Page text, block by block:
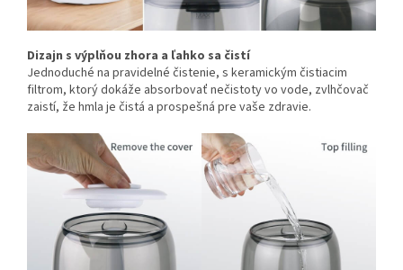
Dizajn s výplňou zhora a ľahko sa čistí
Jednoduché na pravidelné čistenie, s keramickým čistiacim
filtrom, ktorý dokáže absorbovať nečistoty vo vode, zvlhčovač
zaistí, že hmla je čistá a prospešná pre vaše zdravie.